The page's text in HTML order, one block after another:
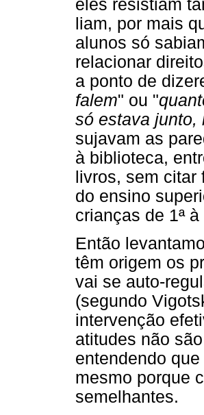
eles resistiam
liam, por mais
alunos só
relacionar
a ponto de
falem" ou "
só estava junto,
sujavam as
à biblioteca,
livros, sem citar
do ensino
crianças de 1ª
Então
têm origem os
vai se auto-
(segundo
intervenção
atitudes não
entendendo
mesmo porque
semelhantes.